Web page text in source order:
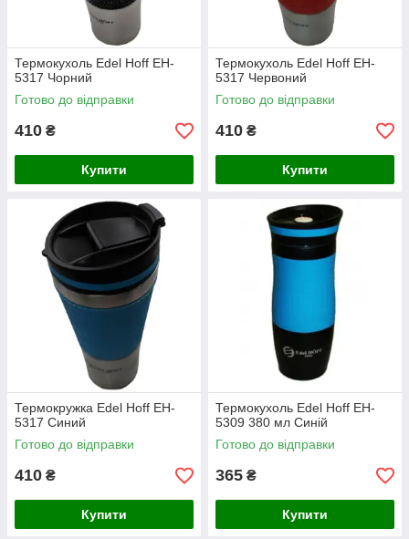
Термокухоль Edel Hoff EH-
5317 Чорний
Готово до відправки
410 ₴
Купити
Термокухоль Edel Hoff EH-
5317 Червоний
Готово до відправки
410 ₴
Купити
Термокружка Edel Hoff EH-
5317 Синий
Готово до відправки
410 ₴
Купити
Термокухоль Edel Hoff EH-
5309 380 мл Синій
Готово до відправки
365 ₴
Купити